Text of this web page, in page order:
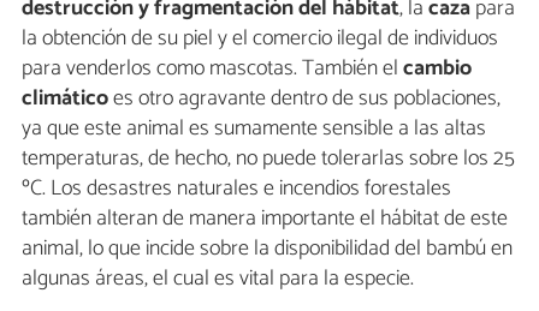
destrucción y fragmentación del hábitat, lacazapara
la obtención de su piel y el comercio ilegal de individuos
para venderlos como mascotas. También elcambio
climáticoes otro agravante dentro de sus poblaciones,
ya que este animal es sumamente sensible a las altas
temperaturas, de hecho, no puede tolerarlas sobre los 25
ºC. Los desastres naturales e incendios forestales
también alteran de manera importante el hábitat de este
animal, lo que incide sobre la disponibilidad del bambú en
algunas áreas, el cual es vital para la especie.